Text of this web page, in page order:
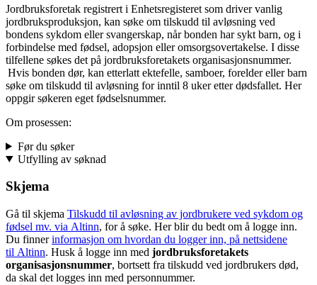
Jordbruksforetak registrert i Enhetsregisteret som driver vanlig
jordbruksproduksjon, kan søke om tilskudd til avløsning ved
bondens sykdom eller svangerskap, når bonden har sykt barn, og i
forbindelse med fødsel, adopsjon eller omsorgsovertakelse. I disse
tilfellene søkes det på jordbruksforetakets organisasjonsnummer.
Hvis bonden dør, kan etterlatt ektefelle, samboer, forelder eller barn
søke om tilskudd til avløsning for inntil 8 uker etter dødsfallet. Her
oppgir søkeren eget fødselsnummer.
Om prosessen:
Før du søker
Utfylling av søknad
Skjema
Gå til skjema Tilskudd til avløsning av jordbrukere ved sykdom og
fødsel mv. via Altinn, for å søke. Her blir du bedt om å logge inn.
Du finnerinformasjon om hvordan du logger inn, på nettsidene
til Altinn. Husk å logge inn med jordbruksforetakets
organisasjonsnummer, bortsett fra tilskudd ved jordbrukers død,
da skal det logges inn med personnummer.